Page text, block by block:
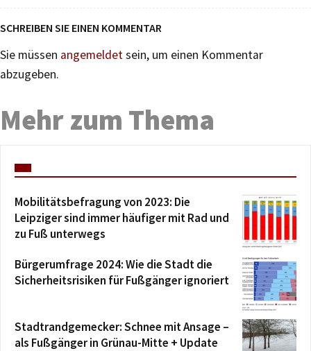
SCHREIBEN SIE EINEN KOMMENTAR
Sie müssen angemeldetsein, um einen Kommentar
abzugeben.
Mehr zum Thema
Mobilitätsbefragung von 2023: Die
Leipziger sind immer häufiger mit Rad und
zu Fuß unterwegs
Bürgerumfrage 2024: Wie die Stadt die
Sicherheitsrisiken für Fußgänger ignoriert
Stadtrandgemecker: Schnee mit Ansage –
als Fußgänger in Grünau-Mitte + Update